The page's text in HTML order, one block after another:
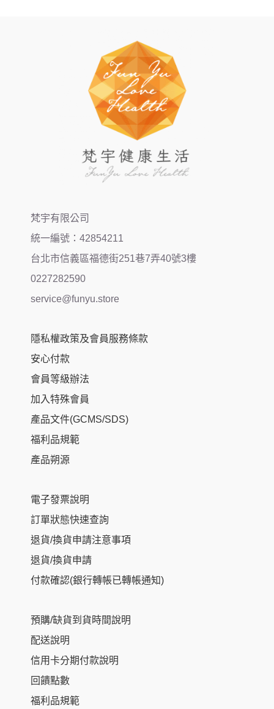
梵宇有限公司
統一編號：42854211
台北市信義區福德街251巷7弄40號3樓
0227282590
service@funyu.store
隱私權政策及會員服務條款
安心付款
會員等級辦法
加入特殊會員
產品文件(GCMS/SDS)
福利品規範
產品朔源
電子發票說明
訂單狀態快速查詢
退貨/換貨申請注意事項
退貨/換貨申請
付款確認(銀行轉帳已轉帳通知)
預購/缺貨到貨時間說明
配送說明
信用卡分期付款說明
回饋點數
福利品規範